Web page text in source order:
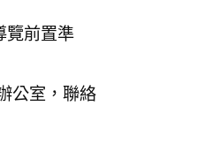
覽前置準
公室，聯絡